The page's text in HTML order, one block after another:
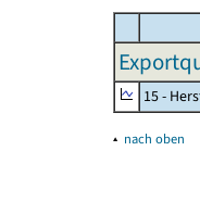
15 -
▴ nach oben